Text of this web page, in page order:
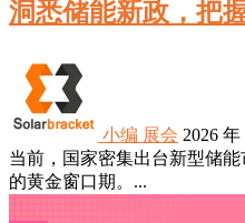
洞悉储能新政，把
小编 展会 2026 年
当前，国家密集出台新型储
的黄金窗口期。...